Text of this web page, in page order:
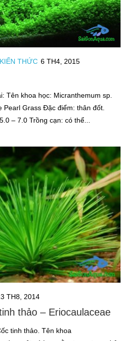
KIẾN THỨC 6 TH4, 2015
Tên khoa học: Micranthemum sp.
Pearl Grass Đặc điểm: thân đốt.
– 7.0 Trồng cạn: có thể...
TH8, 2014
thảo – Eriocaulaceae
tinh thảo. Tên khoa